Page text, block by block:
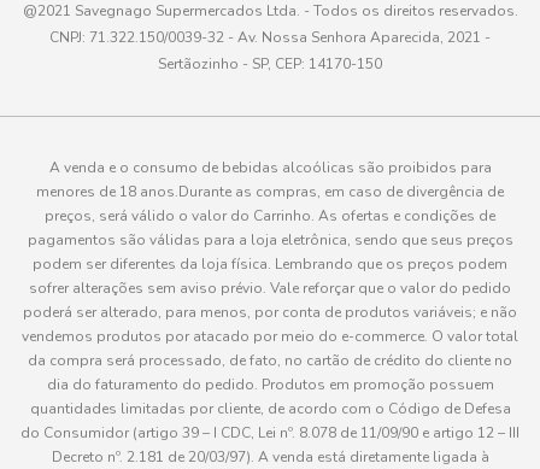
@2021 Savegnago Supermercados Ltda. - Todos os direitos reservados.
CNPJ: 71.322.150/0039-32 - Av. Nossa Senhora Aparecida, 2021 -
Sertãozinho - SP, CEP: 14170-150
A venda e o consumo de bebidas alcoólicas são proibidos para
menores de 18 anos.Durante as compras, em caso de divergência de
preços, será válido o valor do Carrinho. As ofertas e condições de
pagamentos são válidas para a loja eletrônica, sendo que seus preços
podem ser diferentes da loja física. Lembrando que os preços podem
sofrer alterações sem aviso prévio. Vale reforçar que o valor do pedido
poderá ser alterado, para menos, por conta de produtos variáveis; e não
vendemos produtos por atacado por meio do e-commerce. O valor total
da compra será processado, de fato, no cartão de crédito do cliente no
dia do faturamento do pedido. Produtos em promoção possuem
quantidades limitadas por cliente, de acordo com o Código de Defesa
do Consumidor (artigo 39 – I CDC, Lei nº. 8.078 de 11/09/90 e artigo 12 – III
Decreto nº. 2.181 de 20/03/97). A venda está diretamente ligada à